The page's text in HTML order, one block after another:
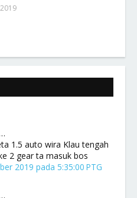
1.5 auto wira Klau tengah
2 gear ta masuk bos
2019 pada 5:35:00 PTG